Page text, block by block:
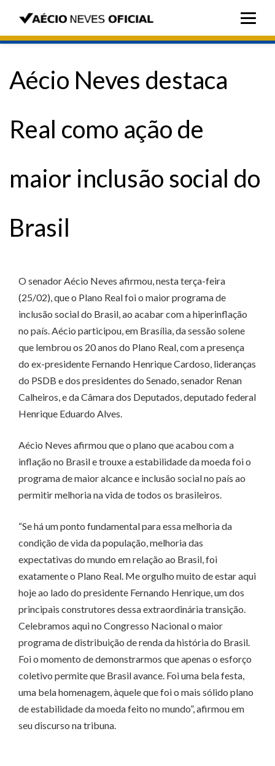
Aécio Neves destaca
Real como ação de
maior inclusão social do
Brasil
O senador Aécio Neves afirmou, nesta terça-feira
(25/02), que o Plano Real foi o maior programa de
inclusão social do Brasil, ao acabar com a hiperinflação
no país. Aécio participou, em Brasília, da sessão solene
que lembrou os 20 anos do Plano Real, com a presença
do ex-presidente Fernando Henrique Cardoso, lideranças
do PSDB e dos presidentes do Senado, senador Renan
Calheiros, e da Câmara dos Deputados, deputado federal
Henrique Eduardo Alves.
Aécio Neves afirmou que o plano que acabou com a
inflação no Brasil e trouxe a estabilidade da moeda foi o
programa de maior alcance e inclusão social no país ao
permitir melhoria na vida de todos os brasileiros.
“Se há um ponto fundamental para essa melhoria da
condição de vida da população, melhoria das
expectativas do mundo em relação ao Brasil, foi
exatamente o Plano Real. Me orgulho muito de estar aqui
hoje ao lado do presidente Fernando Henrique, um dos
principais construtores dessa extraordinária transição.
Celebramos aqui no Congresso Nacional o maior
programa de distribuição de renda da história do Brasil.
Foi o momento de demonstrarmos que apenas o esforço
coletivo permite que Brasil avance. Foi uma bela festa,
uma bela homenagem, àquele que foi o mais sólido plano
de estabilidade da moeda feito no mundo”, afirmou em
seu discurso na tribuna.